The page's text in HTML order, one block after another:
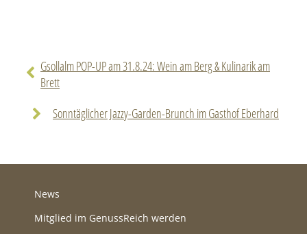
Gsollalm POP-UP am 31.8.24: Wein am Berg & Kulinarik am
Brett
Sonntäglicher Jazzy-Garden-Brunch im Gasthof Eberhard
News
Mitglied im GenussReich werden